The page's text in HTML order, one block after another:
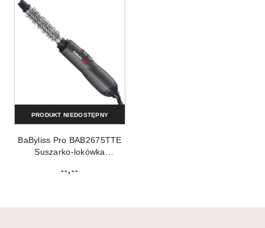
BaByliss Pro BAB2675TTE
Suszarko-lokówka
19mmCena:
--,--
PRODUKT NIEDOSTĘPNY